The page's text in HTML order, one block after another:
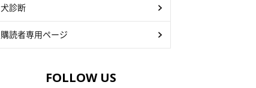
犬診断
購読者専用ページ
FOLLOW US